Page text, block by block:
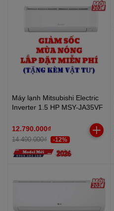
Máy lạnh Mitsubishi Electric
Inverter 1.5 HP MSY-JA35VF
12.790.000₫
14.490.000₫ -12%